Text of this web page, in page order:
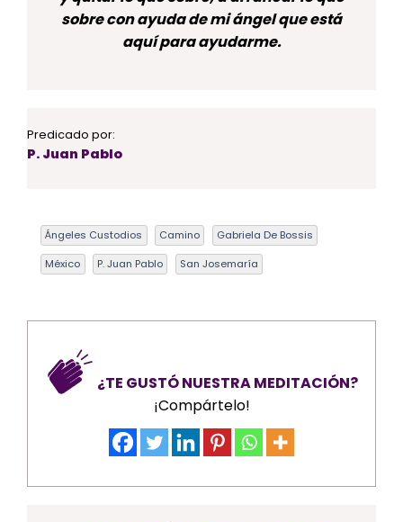
sobre con ayuda de mi ángel que está
aquí para ayudarme.
Predicado por:
P. Juan Pablo
Ángeles Custodios Camino Gabriela De Bossis
México P. Juan Pablo San Josemaría
¿TE GUSTÓ NUESTRA MEDITACIÓN?
¡Compártelo!